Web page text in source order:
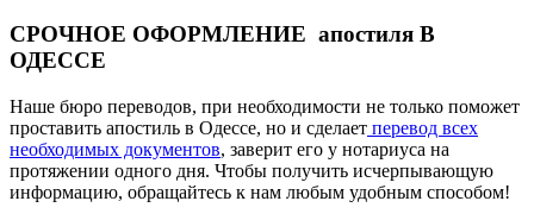
СРОЧНОЕ ОФОРМЛЕНИЕ апостиля В
ОДЕССЕ
Наше бюро переводов, при необходимости не только поможет
проставить апостиль в Одессе, но и сделает перевод всех
необходимых документов, заверит его у нотариуса на
протяжении одного дня. Чтобы получить исчерпывающую
информацию, обращайтесь к нам любым удобным способом!